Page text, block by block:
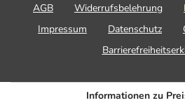
AGB Widerrufsbelehrung
Impressum
Datenschutz
Informationen zu